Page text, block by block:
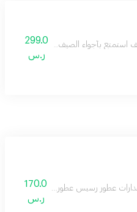
استمتع بأجواء الصيف المنعشة مع باقة
299.0
ر.س
عطور رسيس عطور النيش الفاخرة
170.0
ر.س